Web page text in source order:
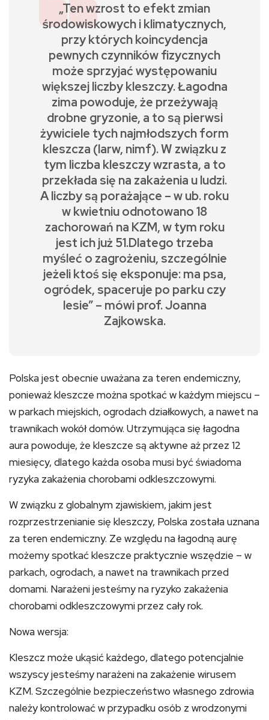
„Ten wzrost to efekt zmian
środowiskowych i klimatycznych,
przy których koincydencja
pewnych czynników fizycznych
może sprzyjać występowaniu
większej liczby kleszczy. Łagodna
zima powoduje, że przeżywają
drobne gryzonie, a to są pierwsi
żywiciele tych najmłodszych form
kleszcza (larw, nimf). W związku z
tym liczba kleszczy wzrasta, a to
przekłada się na zakażenia u ludzi.
A liczby są porażające – w ub. roku
w kwietniu odnotowano 18
zachorowań na KZM, w tym roku
jest ich już 51.Dlatego trzeba
myśleć o zagrożeniu, szczególnie
jeżeli ktoś się eksponuje: ma psa,
ogródek, spaceruje po parku czy
lesie” – mówi prof. Joanna
Zajkowska.
Polska jest obecnie uważana za teren endemiczny,
ponieważ kleszcze można spotkać w każdym miejscu –
w parkach miejskich, ogrodach działkowych, a nawet na
trawnikach wokół domów. Utrzymująca się łagodna
aura powoduje, że kleszcze są aktywne aż przez 12
miesięcy, dlatego każda osoba musi być świadoma
ryzyka zakażenia chorobami odkleszczowymi.
W związku z globalnym zjawiskiem, jakim jest
rozprzestrzenianie się kleszczy, Polska została uznana
za teren endemiczny. Ze względu na łagodną aurę
możemy spotkać kleszcze praktycznie wszędzie – w
parkach, ogrodach, a nawet na trawnikach przed
domami. Narażeni jesteśmy na ryzyko zakażenia
chorobami odkleszczowymi przez cały rok.
Nowa wersja:
Kleszcz może ukąsić każdego, dlatego potencjalnie
wszyscy jesteśmy narażeni na zakażenie wirusem
KZM. Szczególnie bezpieczeństwo własnego zdrowia
należy kontrolować w przypadku osób z wrodzonymi